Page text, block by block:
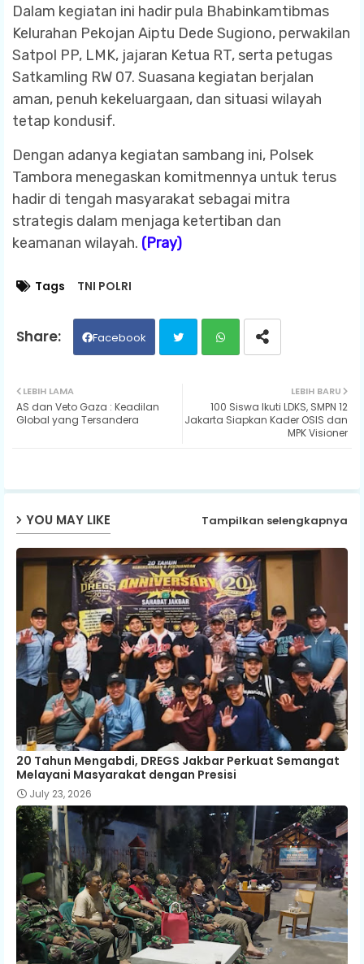
Dalam kegiatan ini hadir pula Bhabinkamtibmas
Kelurahan Pekojan Aiptu Dede Sugiono, perwakilan
Satpol PP, LMK, jajaran Ketua RT, serta petugas
Satkamling RW 07. Suasana kegiatan berjalan
aman, penuh kekeluargaan, dan situasi wilayah
tetap kondusif.
Dengan adanya kegiatan sambang ini, Polsek
Tambora menegaskan komitmennya untuk terus
hadir di tengah masyarakat sebagai mitra
strategis dalam menjaga ketertiban dan
keamanan wilayah. (Pray)
Tags TNI POLRI
Facebook
ats
LEBIH BARU
100 Siswa Ikuti LDKS, SMPN 12
Jakarta Siapkan Kader OSIS dan
MPK Visioner
LEBIH LAMA
AS dan Veto Gaza : Keadilan
Global yang Tersandera
YOU MAY LIKE Tampilkan selengkapnya
20 Tahun Mengabdi, DREGS Jakbar Perkuat Semangat
Melayani Masyarakat dengan Presisi
July 23, 2026